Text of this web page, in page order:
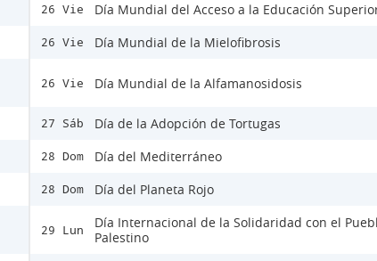
26 Vie Día Mundial del Acceso a la Educación
26 Vie Día Mundial de la Mielofibrosis
26 Vie Día Mundial de la Alfamanosidosis
27 Sáb Día de la Adopción de Tortugas
28 Dom Día del Mediterráneo
28 Dom Día del Planeta Rojo
29 Lun
Día Internacional de la Solidaridad con el
Palestino